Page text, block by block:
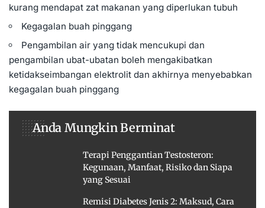
kurang mendapat zat makanan yang diperlukan tubuh
Kegagalan buah pinggang
Pengambilan air yang tidak mencukupi dan
pengambilan ubat-ubatan boleh mengakibatkan
ketidakseimbangan elektrolit dan akhirnya menyebabkan
kegagalan buah pinggang
Anda Mungkin Berminat
Terapi Penggantian Testosteron:
Kegunaan, Manfaat, Risiko dan Siapa
yang Sesuai
Remisi Diabetes Jenis 2: Maksud, Cara